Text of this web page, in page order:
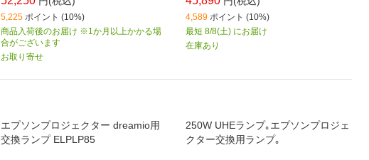
5,225 ポイント (10%)
商品入荷後のお届け ※1か月以上かかる場
合がございます
お取り寄せ
4,589 ポイント (10%)
最短 8/8(土) にお届け
在庫あり
エプソンプロジェクター dreamio用
交換ランプ ELPLP85
250W UHEランプ｡エプソンプロジェ
クター交換用ランプ｡